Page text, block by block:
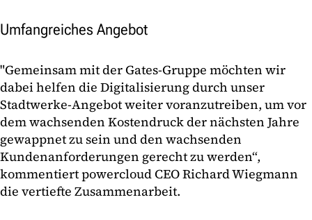
Umfangreiches Angebot
"Gemeinsam mit der Gates-Gruppe möchten wir
dabei helfen die Digitalisierung durch unser
Stadtwerke-Angebot weiter voranzutreiben, um vor
dem wachsenden Kostendruck der nächsten Jahre
gewappnet zu sein und den wachsenden
Kundenanforderungen gerecht zu werden“,
kommentiert powercloud CEO Richard Wiegmann
die vertiefte Zusammenarbeit.